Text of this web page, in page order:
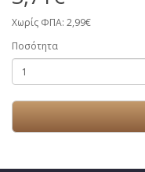
Χωρίς ΦΠΑ: 2,99€
Ποσότητα